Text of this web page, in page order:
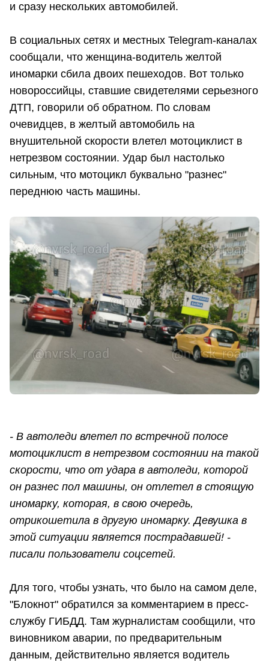
и сразу нескольких автомобилей.
В социальных сетях и местных Telegram-каналах
сообщали, что женщина-водитель желтой
иномарки сбила двоих пешеходов. Вот только
новороссийцы, ставшие свидетелями серьезного
ДТП, говорили об обратном. По словам
очевидцев, в желтый автомобиль на
внушительной скорости влетел мотоциклист в
нетрезвом состоянии. Удар был настолько
сильным, что мотоцикл буквально "разнес"
переднюю часть машины.
- В автоледи влетел по встречной полосе
мотоциклист в нетрезвом состоянии на такой
скорости, что от удара в автоледи, которой
он разнес пол машины, он отлетел в стоящую
иномарку, которая, в свою очередь,
отрикошетила в другую иномарку. Девушка в
этой ситуации является пострадавшей! -
писали пользователи соцсетей.
Для того, чтобы узнать, что было на самом деле,
"Блокнот" обратился за комментарием в пресс-
службу ГИБДД. Там журналистам сообщили, что
виновником аварии, по предварительным
данным, действительно является водитель